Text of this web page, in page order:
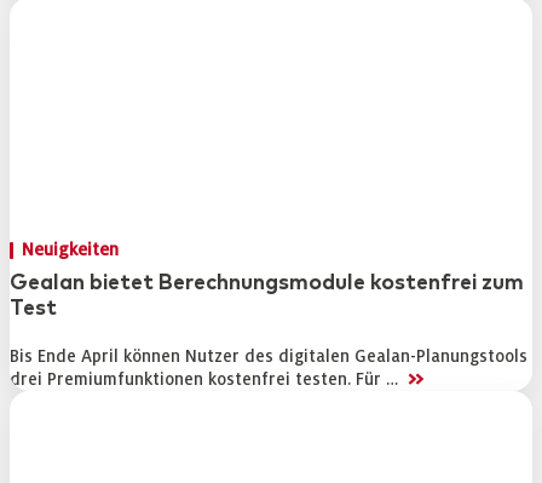
Neuigkeiten
Gealan bietet Berechnungsmodule kostenfrei zum
Test
Bis Ende April können Nutzer des digitalen Gealan-Planungstools
drei Premiumfunktionen kostenfrei testen. Für … >>